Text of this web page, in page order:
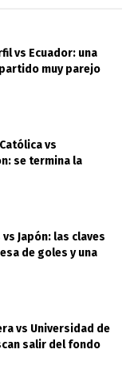
vs Ecuador: una
muy parejo
vs
se termina la
Japón: las claves
de goles y una
vs Universidad de
salir del fondo